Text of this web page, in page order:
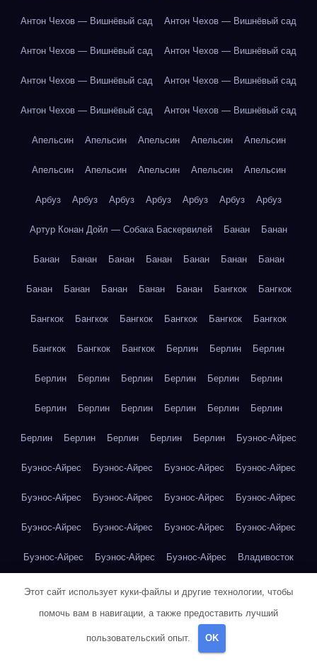
Антон Чехов — Вишнёвый сад Антон Чехов — Вишнёвый сад
Антон Чехов — Вишнёвый сад Антон Чехов — Вишнёвый сад
Антон Чехов — Вишнёвый сад Антон Чехов — Вишнёвый сад
Антон Чехов — Вишнёвый сад Антон Чехов — Вишнёвый сад
Апельсин Апельсин Апельсин Апельсин Апельсин
Апельсин Апельсин Апельсин Апельсин Апельсин
Арбуз Арбуз Арбуз Арбуз Арбуз Арбуз Арбуз
Артур Конан Дойл — Собака Баскервилей Банан Банан
Банан Банан Банан Банан Банан Банан Банан
Банан Банан Банан Банан Банан Бангкок Бангкок
Бангкок Бангкок Бангкок Бангкок Бангкок Бангкок
Бангкок Бангкок Бангкок Берлин Берлин Берлин
Берлин Берлин Берлин Берлин Берлин Берлин
Берлин Берлин Берлин Берлин Берлин Берлин
Берлин Берлин Берлин Берлин Берлин Буэнос-Айрес
Буэнос-Айрес Буэнос-Айрес Буэнос-Айрес Буэнос-Айрес
Буэнос-Айрес Буэнос-Айрес Буэнос-Айрес Буэнос-Айрес
Буэнос-Айрес Буэнос-Айрес Буэнос-Айрес Буэнос-Айрес
Буэнос-Айрес Буэнос-Айрес Буэнос-Айрес Владивосток
Владивосток Владивосток Владивосток
Владивосток Владивосток Владивосток Владивосток
Этот сайт использует куки-файлы и другие технологии, чтобы
помочь вам в навигации, а также предоставить лучший
пользовательский опыт. OK